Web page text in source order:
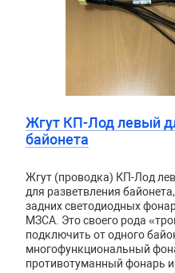
Жгут КП-Лод левый
байонета
Жгут (проводка) КП-Лод
для разветвления
задних светодиодных
МЗСА. Это своего рода
подключить от одного
многофункциональный
противотуманный фонарь и